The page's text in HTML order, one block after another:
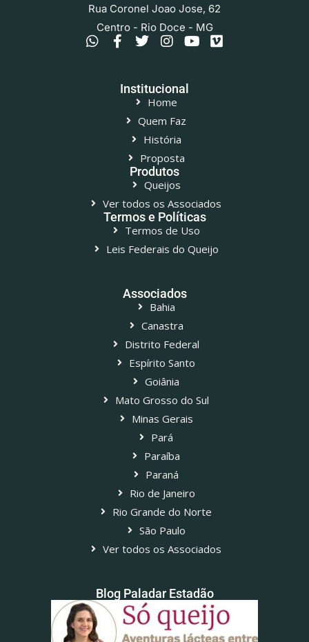
Rua Coronel Joao Jose, 62
Centro - Rio Doce - MG
Institucional
Home
Quem Faz
História
Proposta
Produtos
Queijos
Ver todos os Associados
Termos e Políticas
Termos de Uso
Leis Federais do Queijo
Associados
Bahia
Canastra
Distrito Federal
Espírito Santo
Goiânia
Mato Grosso do Sul
Minas Gerais
Pará
Paraíba
Paraná
Rio de Janeiro
Rio Grande do Norte
São Paulo
Ver todos os Associados
Blog Paladar Estadão